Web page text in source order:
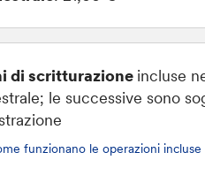
di scritturazione incluse
le successive sono
funzionano le operazioni incluse